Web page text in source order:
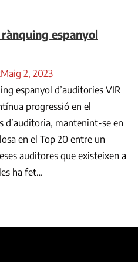
espanyol
Maig 2, 2023
espanyol d’auditories VIR
progressió en el
d’auditoria, mantenint-se en
en el Top 20 entre un
auditores que existeixen a
ha fet…